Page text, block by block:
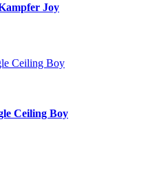
Joy
Ceiling Boy